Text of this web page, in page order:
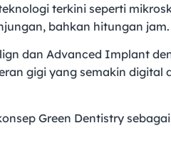
terkini seperti
bahkan hitungan jam.
dan Advanced Implant
gigi yang semakin digital
Green Dentistry